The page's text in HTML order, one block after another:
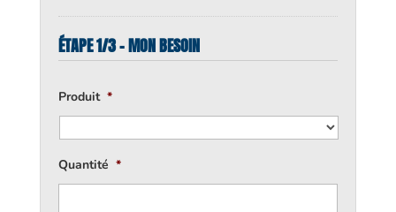
ÉTAPE 1/3 - MON BESOIN
Produit *
Quantité *